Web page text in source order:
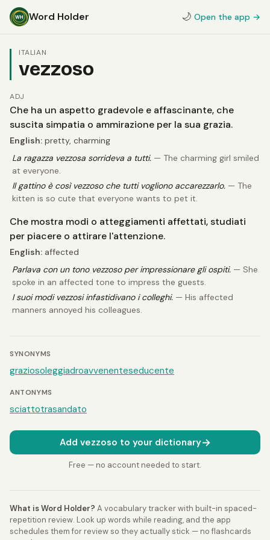
Word Holder 🌙 Open the app →
ITALIAN
vezzoso
ADJ
Che ha un aspetto gradevole e affascinante, che
suscita simpatia o ammirazione per la sua grazia.
English: pretty, charming
La ragazza vezzosa sorrideva a tutti. — The charming girl smiled
at everyone.
Il gattino è così vezzoso che tutti vogliono accarezzarlo. — The
kitten is so cute that everyone wants to pet it.
Che mostra modi o atteggiamenti affettati, studiati
per piacere o attirare l'attenzione.
English: affected
Parlava con un tono vezzoso per impressionare gli ospiti. — She
spoke in an affected tone to impress the guests.
I suoi modi vezzosi infastidivano i colleghi. — His affected
manners annoyed his colleagues.
SYNONYMS
graziosoleggiadroavvenenteseducente
ANTONYMS
sciattotrasandato
Add vezzoso to your dictionary→
Free — no account needed to start.
What is Word Holder? A vocabulary tracker with built-in spaced-
repetition review. Look up words while reading, and the app
schedules them for review so they actually stick — no flashcards